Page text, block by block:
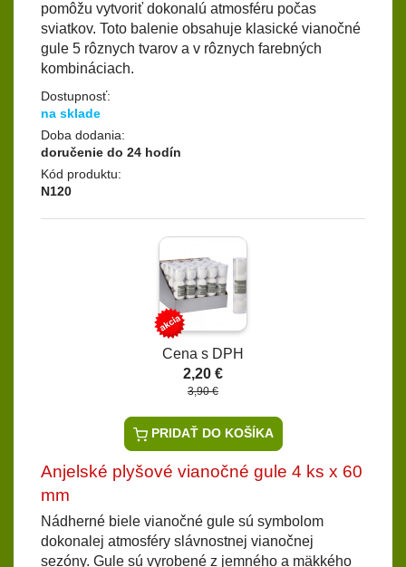
pomôžu vytvoriť dokonalú atmosféru počas
sviatkov. Toto balenie obsahuje klasické vianočné
gule 5 rôznych tvarov a v rôznych farebných
kombináciach.
Dostupnosť:
na sklade
Doba dodania:
doručenie do 24 hodín
Kód produktu:
N120
Cena s DPH
2,20 €
3,90 €
PRIDAŤ DO KOŠÍKA
Anjelské plyšové vianočné gule 4 ks x 60
mm
Nádherné biele vianočné gule sú symbolom
dokonalej atmosféry slávnostnej vianočnej
sezóny. Gule sú vyrobené z jemného a mäkkého